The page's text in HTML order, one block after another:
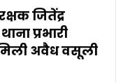
जितेंद्र
प्रभारी
अवैध वसूली